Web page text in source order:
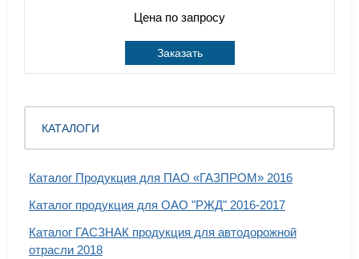
Цена по запросу
Заказать
КАТАЛОГИ
Каталог Продукция для ПАО «ГАЗПРОМ» 2016
Каталог продукция для ОАО "РЖД" 2016-2017
Каталог ГАСЗНАК продукция для автодорожной
отрасли 2018